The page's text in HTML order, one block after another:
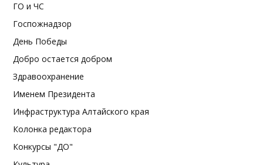
ГО и ЧС
Госпожнадзор
День Победы
Добро остается добром
Здравоохранение
Именем Президента
Инфраструктура Алтайского края
Колонка редактора
Конкурсы "ДО"